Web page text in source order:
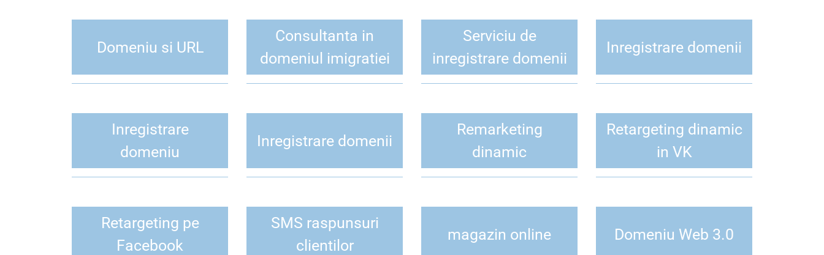
Domeniu si URL
Consultanta in
domeniul imigratiei
Serviciu de
inregistrare domenii
Inregistrare domenii
Inregistrare
domeniu
Inregistrare domenii
Remarketing
dinamic
Retargeting dinamic
in VK
Retargeting pe
Facebook
SMS raspunsuri
clientilor
magazin online Domeniu Web 3.0